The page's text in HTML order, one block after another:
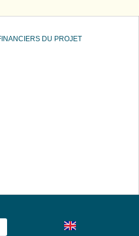
postes d’observation […]
DU PROJET